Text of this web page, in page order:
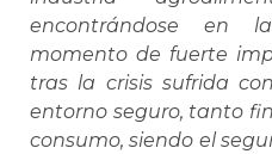
encontrándose en
momento de fuerte
tras la crisis sufrida
entorno seguro, tanto
consumo, siendo el